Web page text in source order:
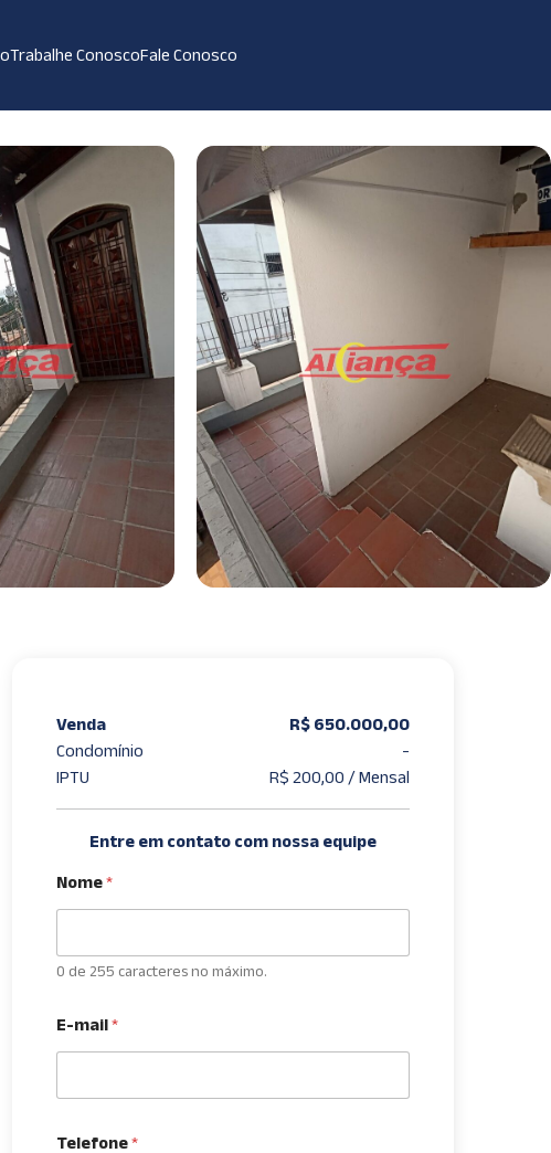
Trabalhe ConoscoFale Conosco
Venda
R$ 650.000,00
Condomínio
-
IPTU
R$ 200,00 / Mensal
Entre em contato com nossa equipe
Nome*
0 de 255 caracteres no máximo.
E-mail*
Telefone*